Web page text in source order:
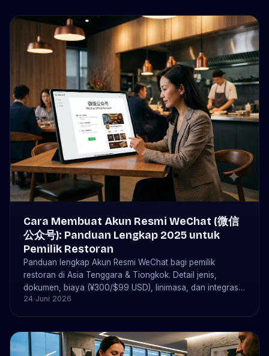
Cara Membuat Akun Resmi WeChat (微信
公众号): Panduan Lengkap 2025 untuk
Pemilik Restoran
Panduan lengkap Akun Resmi WeChat bagi pemilik
restoran di Asia Tenggara & Tiongkok. Detail jenis,
dokumen, biaya (¥300/$99 USD), linimasa, dan integrasi
bistrochat.
24 Juni 2026